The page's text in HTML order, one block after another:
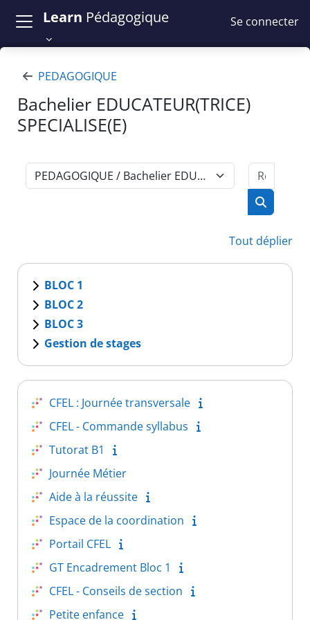
Learn Pédagogique Se connecter
PEDAGOGIQUE
Bachelier EDUCATEUR(TRICE)
SPECIALISE(E)
Catégories de cours
Tout déplier
BLOC 1
BLOC 2
BLOC 3
Gestion de stages
CFEL : Journée transversale
CFEL - Commande syllabus
Tutorat B1
Journée Métier
Aide à la réussite
Espace de la coordination
Portail CFEL
GT Encadrement Bloc 1
CFEL - Conseils de section
Petite enfance